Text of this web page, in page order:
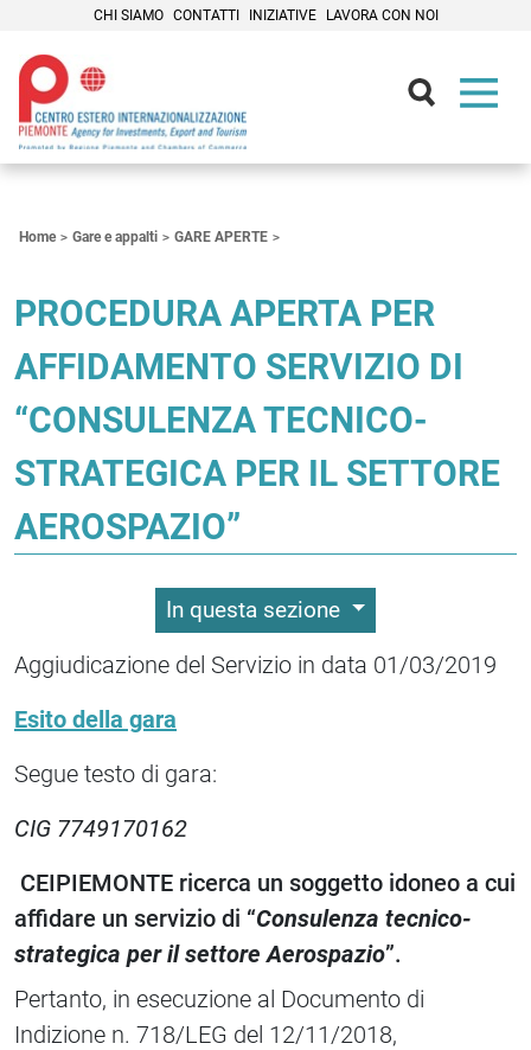
CHI SIAMO CONTATTI INIZIATIVE LAVORA CON NOI
Home Gare e appalti GARE APERTE
PROCEDURA APERTA PER
AFFIDAMENTO SERVIZIO DI
“CONSULENZA TECNICO-
STRATEGICA PER IL SETTORE
AEROSPAZIO”
In questa sezione
Aggiudicazione del Servizio in data 01/03/2019
Esito della gara
Segue testo di gara:
CIG 7749170162
CEIPIEMONTE ricerca un soggetto idoneo a cui
affidare un servizio di “Consulenza tecnico-
strategica per il settore Aerospazio”.
Pertanto, in esecuzione al Documento di
Indizione n. 718/LEG del 12/11/2018,